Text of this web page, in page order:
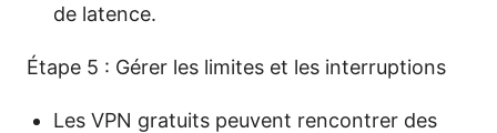
de latence.
Étape 5 : Gérer les limites et les interruptions
Les VPN gratuits peuvent rencontrer des